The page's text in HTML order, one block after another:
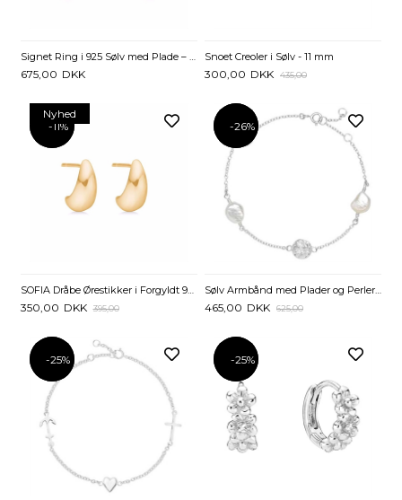
Signet Ring i 925 Sølv med Plade – Guld & Sølv Design
675,00 DKK
Snoet Creoler i Sølv - 11 mm
300,00 DKK 435,00
Nyhed
-11%
-11%
SOFIA Dråbe Ørestikker i Forgyldt 925 Sterling Sølv
350,00 DKK 395,00
-26%
-26%
Sølv Armbånd med Plader og Perler - 17 til 19 cm
465,00 DKK 625,00
-25%
-25% -25%
-25%